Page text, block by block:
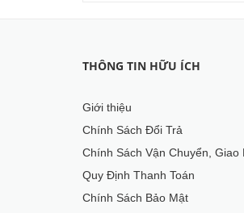
THÔNG TIN HỮU ÍCH
Giới thiệu
Chính Sách Đổi Trả
Chính Sách Vận Chuyển, Giao
Quy Định Thanh Toán
Chính Sách Bảo Mật